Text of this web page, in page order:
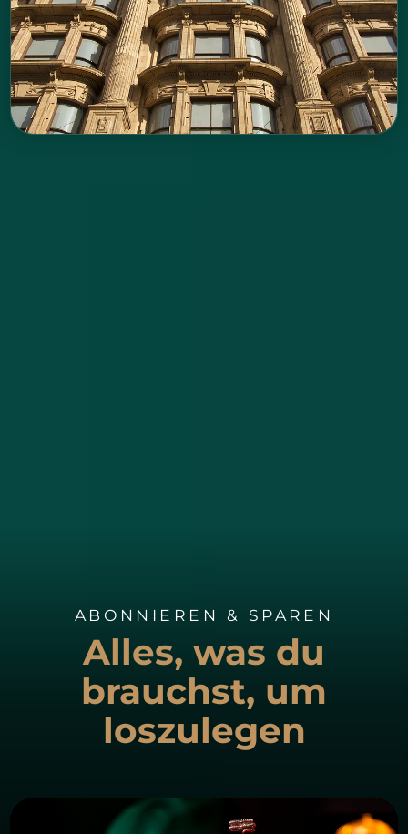
ABONNIEREN & SPAREN
Alles, was du
brauchst, um
loszulegen